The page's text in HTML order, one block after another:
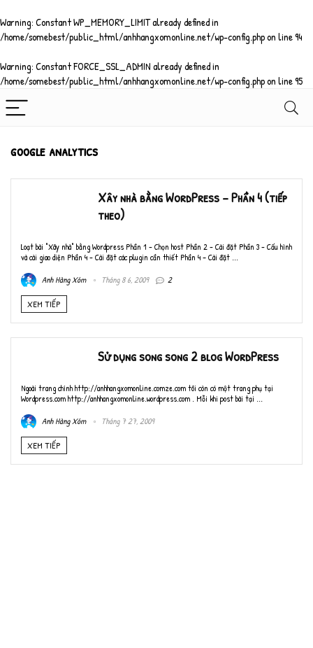
Warning: Constant WP_MEMORY_LIMIT already defined in
/home/somebest/public_html/anhhangxomonline.net/wp-config.phpon line94
Warning: Constant FORCE_SSL_ADMIN already defined in
/home/somebest/public_html/anhhangxomonline.net/wp-config.phpon line95
google analytics
Xây nhà bằng WordPress – Phần 4 (tiếp
theo)
Loạt bài "Xây nhà" bằng Wordpress Phần 1 - Chọn host Phần 2 - Cài đặt Phần 3 - Cấu hình
và cài giao diện Phần 4 - Cài đặt các plugin cần thiết Phần 4 – Cài đặt ...
Anh Hàng Xóm
Tháng 8 6, 2009 2
XEM TIẾP
Sử dụng song song 2 blog WordPress
Ngoài trang chính http://anhhangxomonline.comze.com tôi còn có một trang phụ tại
Wordpress.com http://anhhangxomonline.wordpress.com . Mỗi khi post bài tại ...
Anh Hàng Xóm
Tháng 7 27, 2009
XEM TIẾP